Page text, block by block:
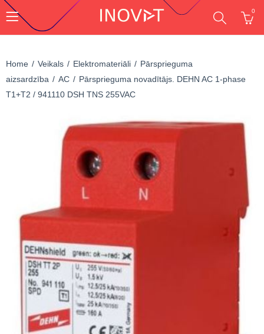
0
Home Veikals Elektromateriāli
Pārsprieguma
aizsardzība
AC
Pārsprieguma novadītājs. DEHN AC 1-phase
T1+T2 / 941110 DSH TNS 255VAC